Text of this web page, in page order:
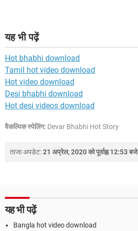
यह भी पढ़ें
Hot bhabhi download
Tamil hot video download
Hot video download
Desi bhabhi download
Hot desi videos download
वैकल्पिक स्पेलिंग: Devar Bhabhi Hot Story
ताजा अपडेट:21 अप्रेल, 2020 को पूर्वाह्न 12:53 बजे
यह भी पढ़ें
Bangla hot video download